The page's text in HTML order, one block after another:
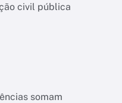
civil pública
somam